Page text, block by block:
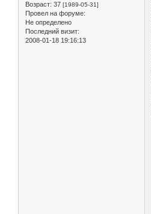
Возраст: 37 [1989-05-31]
Провел на форуме:
Не определено
Последний визит:
2008-01-18 19:16:13